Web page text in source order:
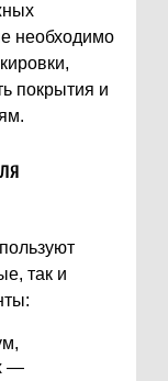
необходимо
покрытия и
так и
—